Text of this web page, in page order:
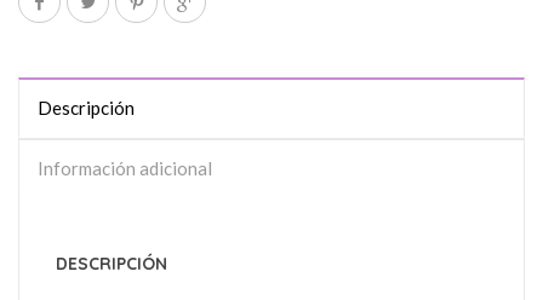
Descripción
Información adicional
DESCRIPCIÓN